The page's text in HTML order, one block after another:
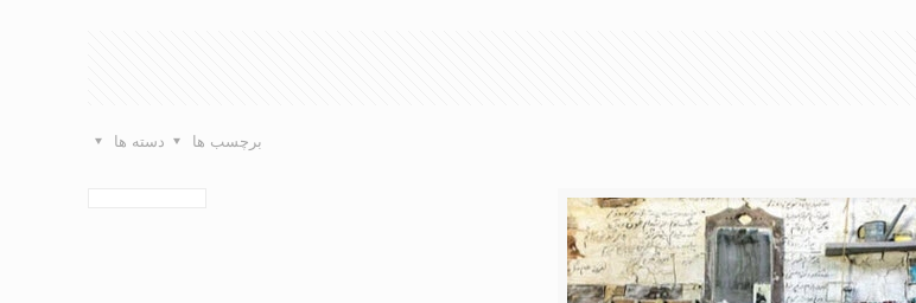
دسته ها برچسب ها